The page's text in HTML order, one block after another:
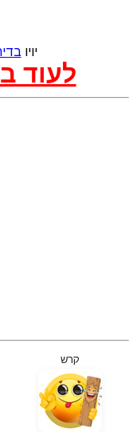
יויו
לעוד
קרש